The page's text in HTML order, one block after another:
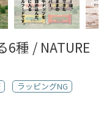
6種 / NATURE
ラッピングNG